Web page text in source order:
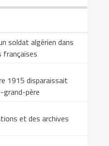
soldat algérien dans
françaises
1915 disparaissait
grand-père
et des archives